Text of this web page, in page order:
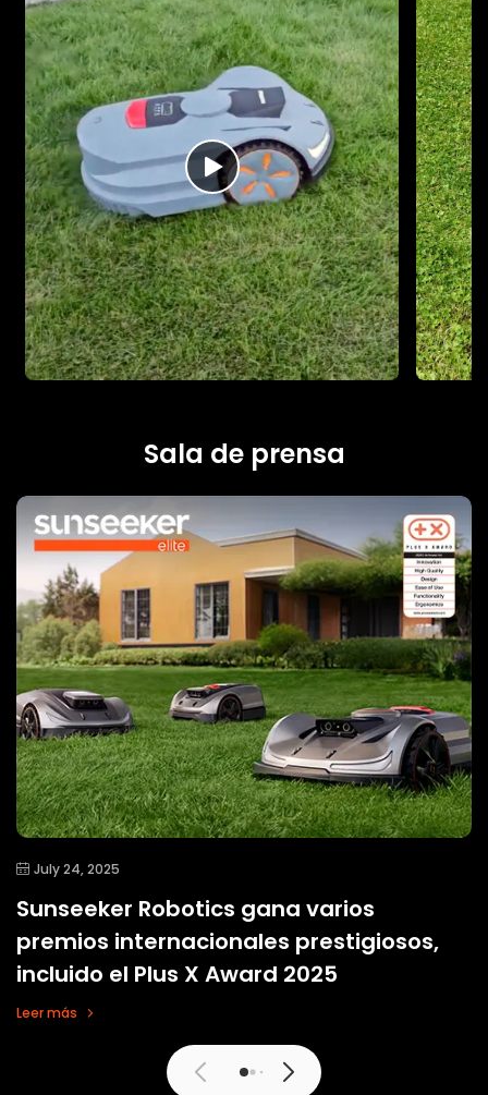
Sala de prensa
July 24, 2025
Sunseeker Robotics gana varios
premios internacionales prestigiosos,
incluido el Plus X Award 2025
Leer más